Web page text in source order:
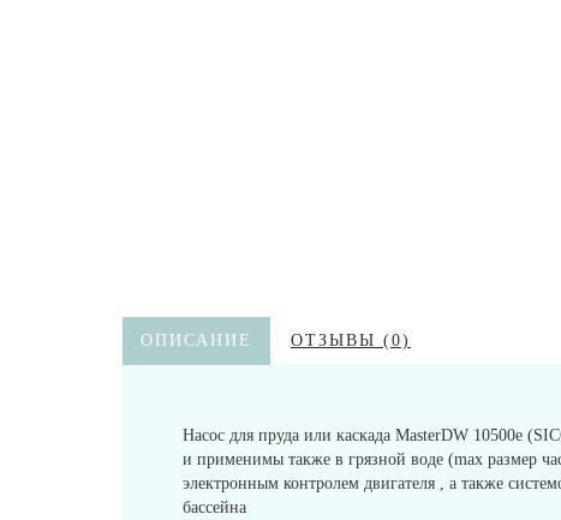
ОПИСАНИЕ ОТЗЫВЫ (0)
Насос для пруда или каскада MasterDW 10500e
и применимы также в грязной воде (max размер
электронным контролем двигателя , а также
бассейна